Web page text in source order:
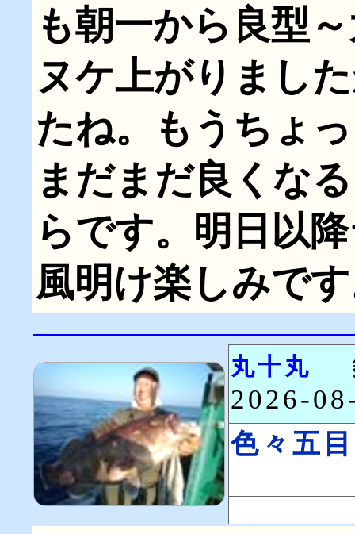
も朝一から良型
ヌケ上がりまし
たね。もうちょ
まだまだ良くな
らです。明日以
風明け楽しみで
丸十丸
2026-
色々五目